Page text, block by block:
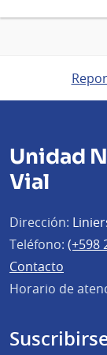
Unidad
Vial
Dirección:
Teléfono: (+598
Contacto
Horario de